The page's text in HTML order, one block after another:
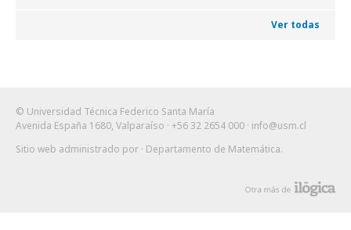
Ver todas
© Universidad Técnica Federico Santa María
Avenida España 1680, Valparaíso · +56 32 2654 000 · info@usm.cl
Sitio web administrado por · Departamento de Matemática.